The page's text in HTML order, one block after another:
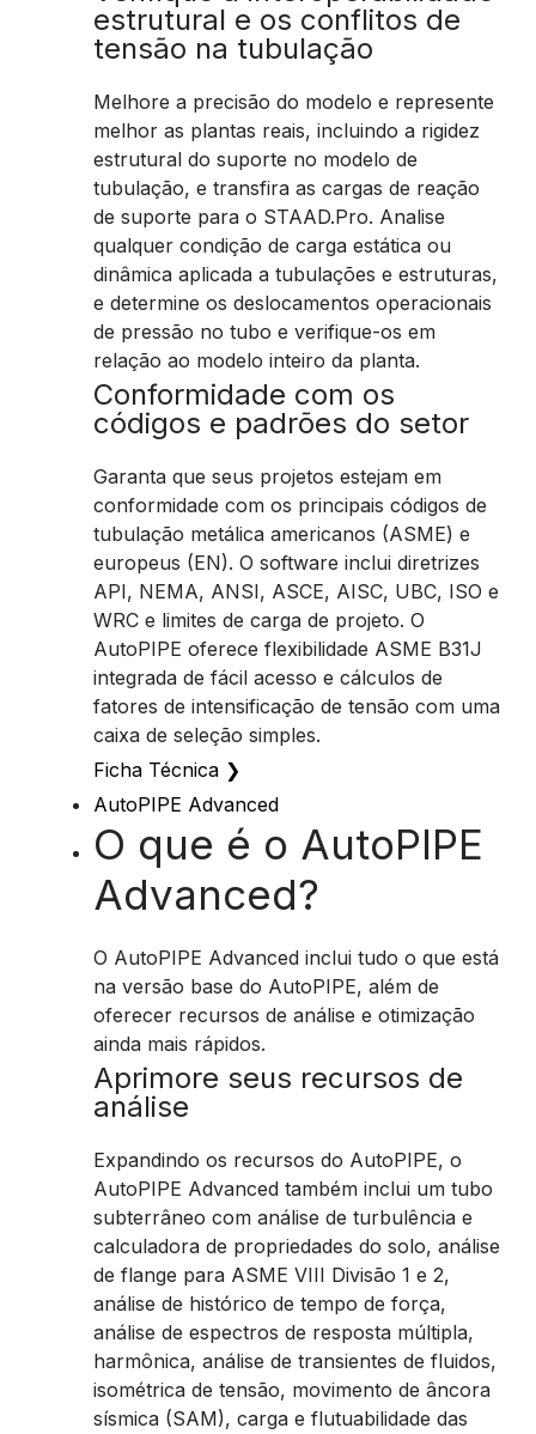
estrutural e os conflitos de
tensão na tubulação
Melhore a precisão do modelo e represente
melhor as plantas reais, incluindo a rigidez
estrutural do suporte no modelo de
tubulação, e transfira as cargas de reação
de suporte para o STAAD.Pro. Analise
qualquer condição de carga estática ou
dinâmica aplicada a tubulações e estruturas,
e determine os deslocamentos operacionais
de pressão no tubo e verifique-os em
relação ao modelo inteiro da planta.
Conformidade com os
códigos e padrões do setor
Garanta que seus projetos estejam em
conformidade com os principais códigos de
tubulação metálica americanos (ASME) e
europeus (EN). O software inclui diretrizes
API, NEMA, ANSI, ASCE, AISC, UBC, ISO e
WRC e limites de carga de projeto. O
AutoPIPE oferece flexibilidade ASME B31J
integrada de fácil acesso e cálculos de
fatores de intensificação de tensão com uma
caixa de seleção simples.
Ficha Técnica ❯
AutoPIPE Advanced
O que é o AutoPIPE
Advanced?
O AutoPIPE Advanced inclui tudo o que está
na versão base do AutoPIPE, além de
oferecer recursos de análise e otimização
ainda mais rápidos.
Aprimore seus recursos de
análise
Expandindo os recursos do AutoPIPE, o
AutoPIPE Advanced também inclui um tubo
subterrâneo com análise de turbulência e
calculadora de propriedades do solo, análise
de flange para ASME VIII Divisão 1 e 2,
análise de histórico de tempo de força,
análise de espectros de resposta múltipla,
harmônica, análise de transientes de fluidos,
isométrica de tensão, movimento de âncora
sísmica (SAM), carga e flutuabilidade das